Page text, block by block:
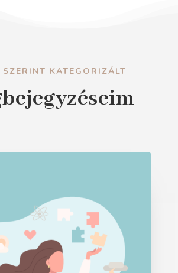
SZERINT KATEGORIZÁLT